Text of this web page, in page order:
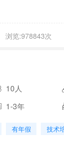
浏览:978843次
10人
1-3年
有年假 技术